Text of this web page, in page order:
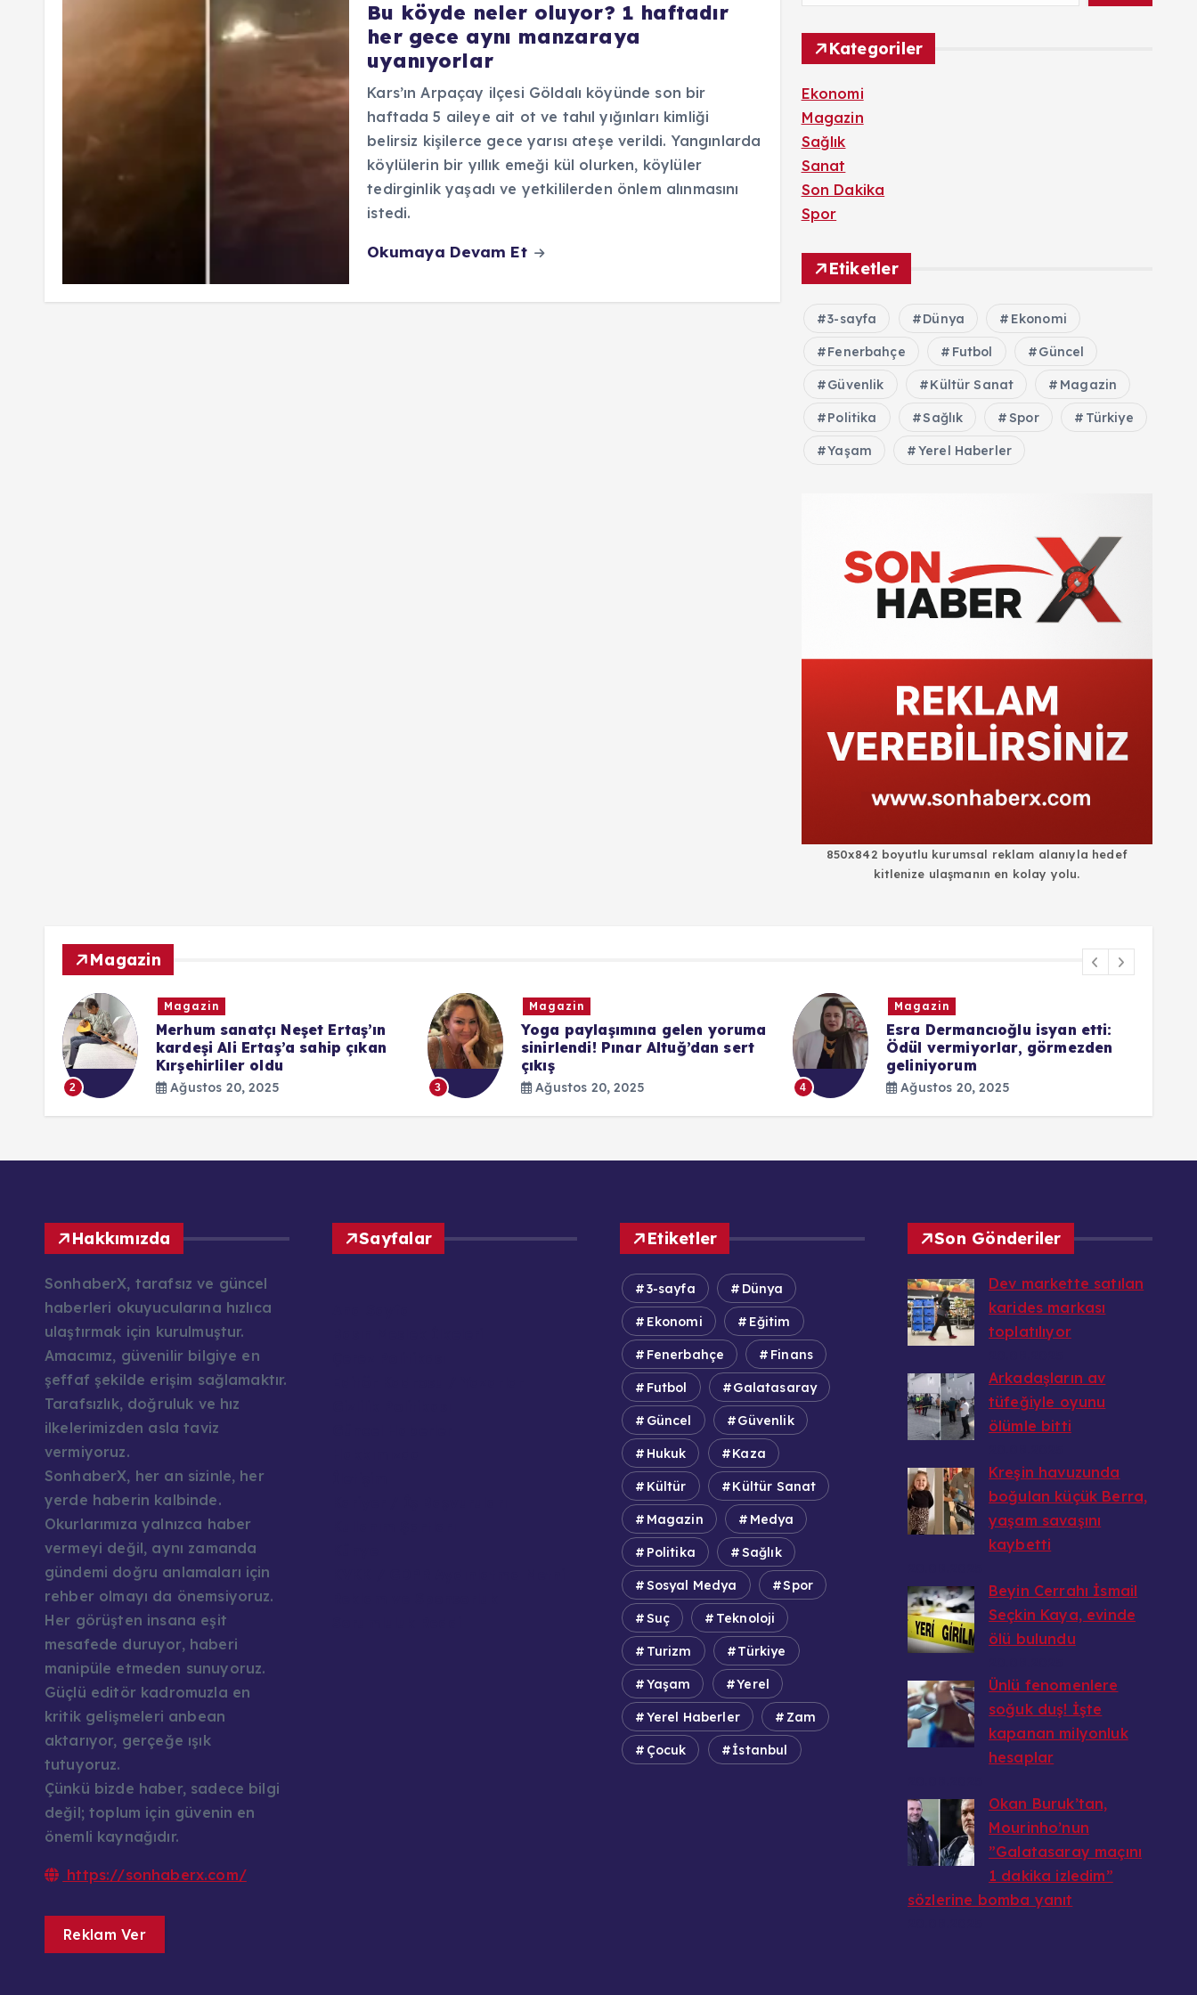
Bu köyde neler oluyor? 1 haftadır
her gece aynı manzaraya
uyanıyorlar
Kars’ın Arpaçay ilçesi Göldalı köyünde son bir
haftada 5 aileye ait ot ve tahıl yığınları kimliği
belirsiz kişilerce gece yarısı ateşe verildi. Yangınlarda
köylülerin bir yıllık emeği kül olurken, köylüler
tedirginlik yaşadı ve yetkililerden önlem alınmasını
istedi.
Okumaya Devam Et
Kategoriler
Ekonomi
Magazin
Sağlık
Sanat
Son Dakika
Spor
Etiketler
3-sayfa Dünya Ekonomi
Fenerbahçe Futbol Güncel
Güvenlik Kültür Sanat Magazin
Politika Sağlık Spor Türkiye
Yaşam Yerel Haberler
850x842 boyutlu kurumsal reklam alanıyla hedef
kitlenize ulaşmanın en kolay yolu.
Magazin
2
Magazin
Merhum sanatçı Neşet Ertaş’ın
kardeşi Ali Ertaş’a sahip çıkan
Kırşehirliler oldu
Ağustos 20, 2025 3
Magazin
Yoga paylaşımına gelen yoruma
sinirlendi! Pınar Altuğ’dan sert
çıkış
Ağustos 20, 2025 4
Magazin
Esra Dermancıoğlu isyan etti:
Ödül vermiyorlar, görmezden
geliniyorum
Ağustos 20, 2025
Hakkımızda
SonhaberX, tarafsız ve güncel
haberleri okuyucularına hızlıca
ulaştırmak için kurulmuştur.
Amacımız, güvenilir bilgiye en
şeffaf şekilde erişim sağlamaktır.
Tarafsızlık, doğruluk ve hız
ilkelerimizden asla taviz
vermiyoruz.
SonhaberX, her an sizinle, her
yerde haberin kalbinde.
Okurlarımıza yalnızca haber
vermeyi değil, aynı zamanda
gündemi doğru anlamaları için
rehber olmayı da önemsiyoruz.
Her görüşten insana eşit
mesafede duruyor, haberi
manipüle etmeden sunuyoruz.
Güçlü editör kadromuzla en
kritik gelişmeleri anbean
aktarıyor, gerçeğe ışık
tutuyoruz.
Çünkü bizde haber, sadece bilgi
değil; toplum için güvenin en
önemli kaynağıdır.
https://sonhaberx.com/
Reklam Ver
Sayfalar Etiketler
3-sayfa Dünya
Ekonomi Eğitim
Fenerbahçe Finans
Futbol Galatasaray
Güncel Güvenlik
Hukuk Kaza
Kültür Kültür Sanat
Magazin Medya
Politika Sağlık
Sosyal Medya Spor
Suç Teknoloji
Turizm Türkiye
Yaşam Yerel
Yerel Haberler Zam
Çocuk İstanbul
Son Gönderiler
Dev markette satılan
karides markası
toplatılıyor
Arkadaşların av
tüfeğiyle oyunu
ölümle bitti
Kreşin havuzunda
boğulan küçük Berra,
yaşam savaşını
kaybetti
Beyin Cerrahı İsmail
Seçkin Kaya, evinde
ölü bulundu
Ünlü fenomenlere
soğuk duş! İşte
kapanan milyonluk
hesaplar
Okan Buruk’tan,
Mourinho’nun
”Galatasaray maçını
1 dakika izledim”
sözlerine bomba yanıt